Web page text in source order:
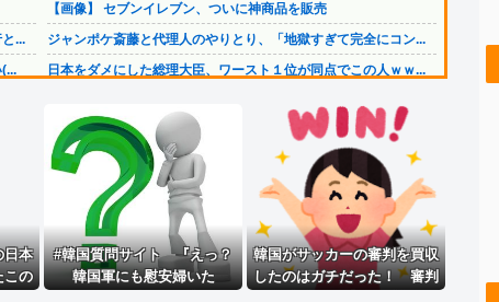
...
...
...
...
【画像】 セブンイレブン、ついに神商品を販売
ジャンポケ斎藤と代理人のやりとり、「地獄すぎて完全にコン...
日本をダメにした総理大臣、ワースト１位が同点でこの人ｗｗ...
会社「君、転勤ね」→ 男性社員「それなら妻のほうが稼ぎい...
【拡散希望】辺野古転覆事故遺族が「全容解明と再発防止を求...
【朗報】 元日テレ女子アナ脊山麻理子さん(46)イメージ...
【悲報】坂口杏里、逃走ｗｗｗｗｗｗｗｗｗｗｗ
会社「君、転勤ね」→ 男性社員「それなら妻のほうが稼ぎい...
【ネット騒然】 元ジャンポケ斉藤の妻、夫の求刑7年翌日に...
日本
この
#韓国質問サイト 『えっ？
韓国軍にも慰安婦いた
韓国がサッカーの審判を買収
したのはガチだった！ 審判